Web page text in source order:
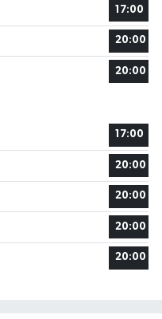
17:00
20:00
20:00
17:00
20:00
20:00
20:00
20:00